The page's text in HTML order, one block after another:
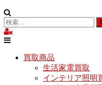
買取商品
生活家電買取
インテリア照明